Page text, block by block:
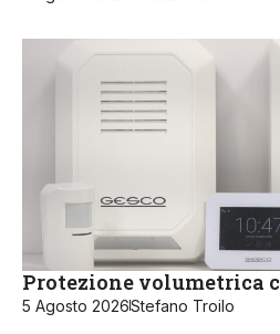
Protezione volumetrica
5 Agosto 2026Stefano Troilo